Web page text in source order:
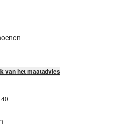
van het maatadvies